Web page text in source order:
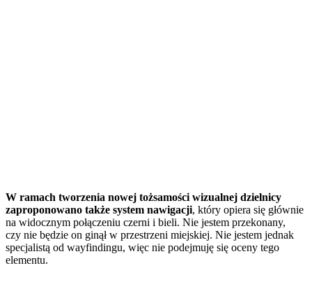
W ramach tworzenia nowej tożsamości wizualnej dzielnicy
zaproponowano także system nawigacji, który opiera się głównie
na widocznym połączeniu czerni i bieli. Nie jestem przekonany,
czy nie będzie on ginął w przestrzeni miejskiej. Nie jestem jednak
specjalistą od wayfindingu, więc nie podejmuję się oceny tego
elementu.